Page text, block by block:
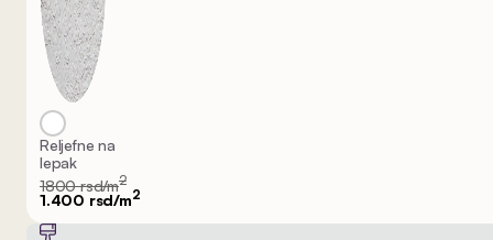
Reljefne na
lepak
1800 rsd/m2
1.400 rsd/m2